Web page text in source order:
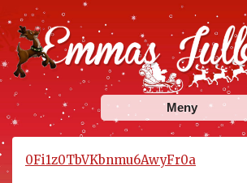
Skip
to
content
Emmas Julblogg
Julbloggar om julnyheter,
adventskalendrar , julpyssel
Meny
0Fi1z0TbVKbnmu6AwyFr0a